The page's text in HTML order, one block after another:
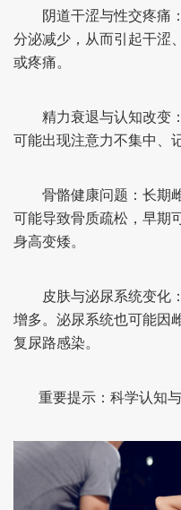
阴道干涩与性交疼痛：
分泌减少，从而引起干涩
或疼痛。
精力衰退与认知改变：
可能出现注意力不集中、
骨骼健康问题：长期雌
可能导致骨质疏松，早期
身高变矮。
皮肤与泌尿系统变化：
增多。泌尿系统也可能因
复尿路感染。
重要提示：科学认知与